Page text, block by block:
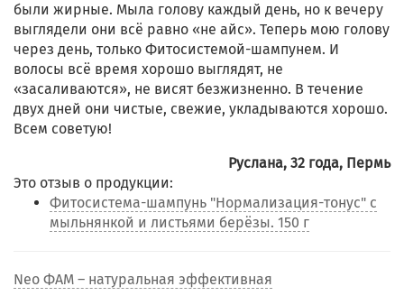
были жирные. Мыла голову каждый день, но к вечеру
выглядели они всё равно «не айс». Теперь мою голову
через день, только Фитосистемой-шампунем. И
волосы всё время хорошо выглядят, не
«засаливаются», не висят безжизненно. В течение
двух дней они чистые, свежие, укладываются хорошо.
Всем советую!
Руслана, 32 года, Пермь
Это отзыв о продукции:
Фитосистема-шампунь "Нормализация-тонус" с
мыльнянкой и листьями берёзы. 150 г
Neo ФАМ – натуральная эффективная